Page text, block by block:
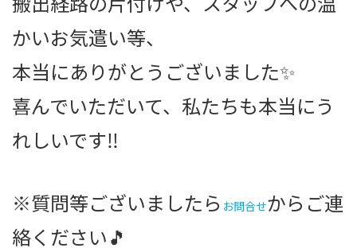
かいお気遣い等、
本当にありがとうございました✨
喜んでいただいて、私たちも本当にう
れしいです‼️
※質問等ございましたら お問合せからご連
絡ください🎵